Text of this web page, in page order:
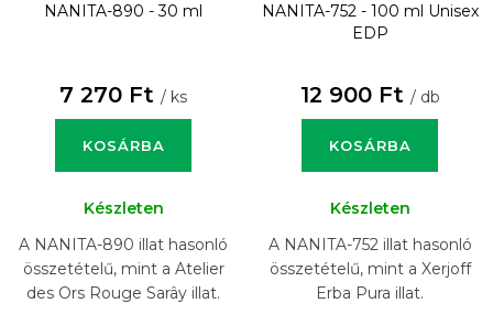
NANITA-890 - 30 ml
7 270 Ft / ks
KOSÁRBA
Készleten
A NANITA-890 illat hasonló
összetételű, mint a Atelier
des Ors Rouge Sarây illat.
NANITA-752 - 100 ml Unisex
EDP
12 900 Ft / db
KOSÁRBA
Készleten
A NANITA-752 illat hasonló
összetételű, mint a Xerjoff
Erba Pura illat.